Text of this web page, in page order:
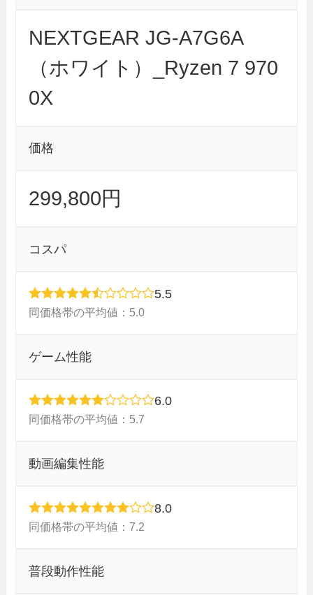
NEXTGEAR JG-A7G6A
（ホワイト）_Ryzen 7 970
0X
価格
299,800円
コスパ
5.5
同価格帯の平均値：5.0
ゲーム性能
6.0
同価格帯の平均値：5.7
動画編集性能
8.0
同価格帯の平均値：7.2
普段動作性能